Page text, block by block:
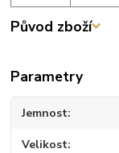
Původ zboží
Parametry
Jemnost
Velikost